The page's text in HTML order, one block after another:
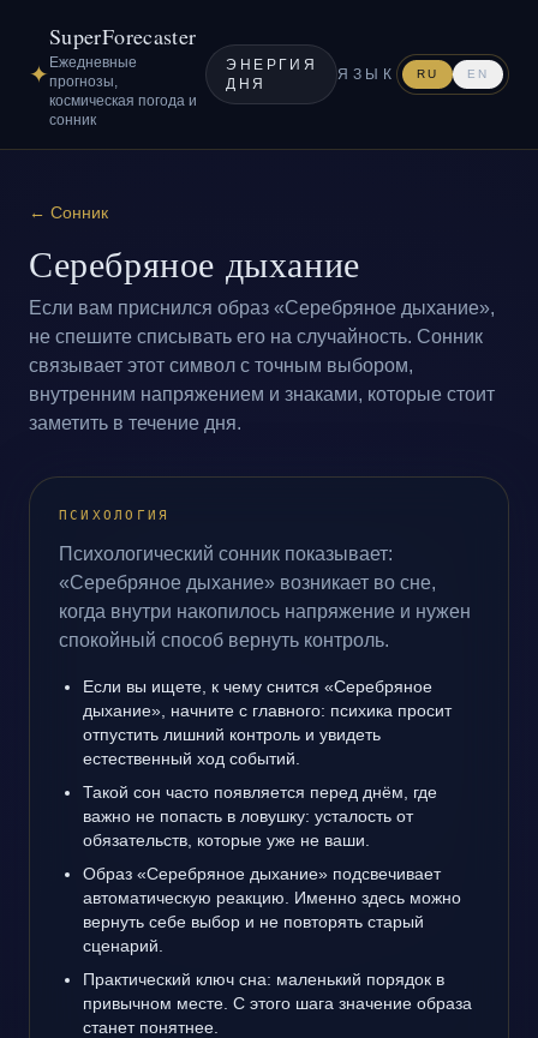
✦
SuperForecaster
Ежедневные
прогнозы,
космическая погода и
сонник
ЭНЕРГИЯ
ДНЯ
ЯЗЫК RU EN
← Сонник
Серебряное дыхание
Если вам приснился образ «Серебряное дыхание»,
не спешите списывать его на случайность. Сонник
связывает этот символ с точным выбором,
внутренним напряжением и знаками, которые стоит
заметить в течение дня.
ПСИХОЛОГИЯ
Психологический сонник показывает:
«Серебряное дыхание» возникает во сне,
когда внутри накопилось напряжение и нужен
спокойный способ вернуть контроль.
Если вы ищете, к чему снится «Серебряное
дыхание», начните с главного: психика просит
отпустить лишний контроль и увидеть
естественный ход событий.
Такой сон часто появляется перед днём, где
важно не попасть в ловушку: усталость от
обязательств, которые уже не ваши.
Образ «Серебряное дыхание» подсвечивает
автоматическую реакцию. Именно здесь можно
вернуть себе выбор и не повторять старый
сценарий.
Практический ключ сна: маленький порядок в
привычном месте. С этого шага значение образа
станет понятнее.